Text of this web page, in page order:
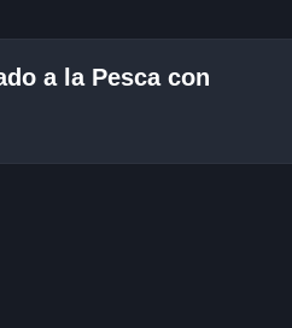
a la Pesca con